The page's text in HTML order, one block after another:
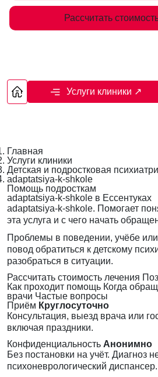
Рассчитать
Услуги клиники ↗
Главная
Услуги клиники
Детская и подростковая
adaptatsiya-k-shkole
Помощь подросткам
adaptatsiya-k-shkole в Ессентуках
adaptatsiya-k-shkole. Помогает
эта услуга и с чего начать
Проблемы в поведении, учёбе
повод обратиться к детскому
разобраться в ситуации.
Рассчитать стоимость лечения
Как проходит помощь Когда
врачи Частые вопросы
Приём Круглосуточно
Консультация, выезд врача или
включая праздники.
Конфиденциальность Анонимно
Без постановки на учёт. Диагноз
психоневрологический диспансер.